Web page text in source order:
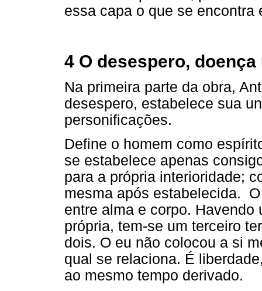
essa capa o que se encontra
4 O desespero,
Na primeira parte da obra,
desespero, estabelece sua
personificações.
Define o homem como
se estabelece apenas
para a própria interioridade;
mesma após estabelecida.
entre alma e corpo.
própria, tem-se um terceiro
dois. O eu não colocou a si
qual se relaciona. É
ao mesmo tempo derivado.